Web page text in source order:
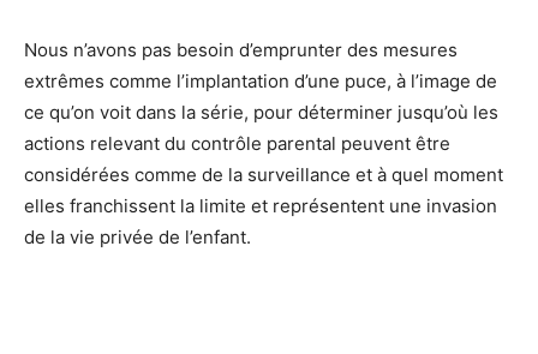
Nous n’avons pas besoin d’emprunter des mesures
extrêmes comme l’implantation d’une puce, à l’image de
ce qu’on voit dans la série, pour déterminer jusqu’où les
actions relevant du contrôle parental peuvent être
considérées comme de la surveillance et à quel moment
elles franchissent la limite et représentent une invasion
de la vie privée de l’enfant.